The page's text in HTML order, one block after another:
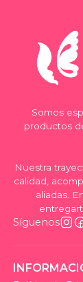
Somos
productos
Nuestra
calidad,
aliadas.
Síguenos